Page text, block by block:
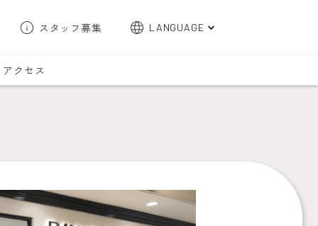
スタッフ募集 LANGUAGE
한국어
アクセス